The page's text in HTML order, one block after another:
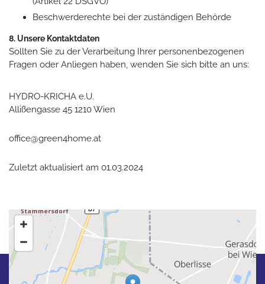
Beschwerderechte bei der zuständigen Behörde
8. Unsere Kontaktdaten
Sollten Sie zu der Verarbeitung Ihrer personenbezogenen
Fragen oder Anliegen haben, wenden Sie sich bitte an uns:
HYDRO-KRICHA e.U.
Allißengasse 45 1210 Wien
office@green4home.at
Zuletzt aktualisiert am 01.03.2024